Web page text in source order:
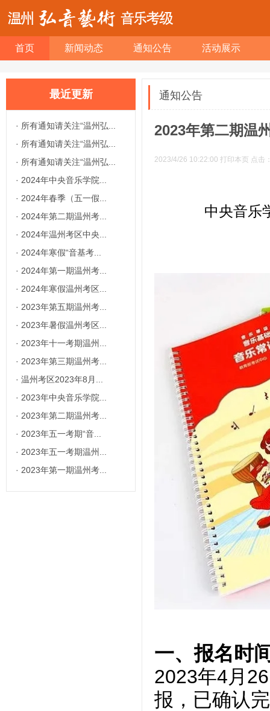
首页 新闻动态 通知公告 活动展示
最近更新
· 所有通知请关注“温州弘...
· 所有通知请关注“温州弘...
· 所有通知请关注“温州弘...
· 2024年中央音乐学院...
· 2024年春季（五一假...
· 2024年第二期温州考...
· 2024年温州考区中央...
· 2024年寒假“音基考...
· 2024年第一期温州考...
· 2024年寒假温州考区...
· 2023年第五期温州考...
· 2023年暑假温州考区...
· 2023年十一考期温州...
· 2023年第三期温州考...
· 温州考区2023年8月...
· 2023年中央音乐学院...
· 2023年第二期温州考...
· 2023年五一考期“音...
· 2023年五一考期温州...
· 2023年第一期温州考...
通知公告
2023年第二期温
2023/4/26 10:22:00 打印本页 点击
中央音乐
一、报名时
2023年4月
报，已确认